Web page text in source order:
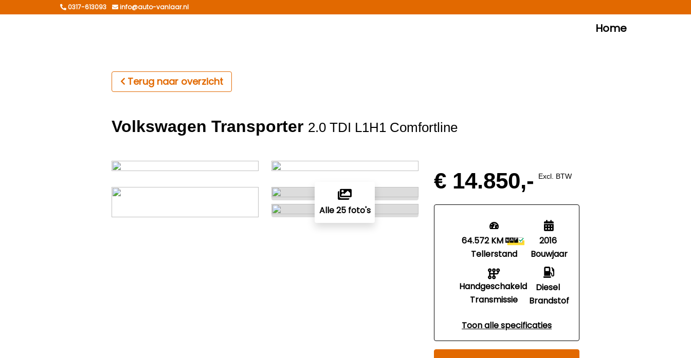
0317-613093 info@auto-vanlaar.nl
Home
Terug naar overzicht
Volkswagen Transporter 2.0 TDI L1H1 Comfortline
Alle 25 foto's
€ 14.850,- Excl. BTW
64.572 KM
Tellerstand
Handgeschakeld
Transmissie
2016
Bouwjaar
Diesel
Brandstof
Toon alle specificaties